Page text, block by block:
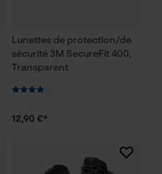
Lunettes de protection/de
sécurité 3M SecureFit 400,
Transparent
12,90 €*